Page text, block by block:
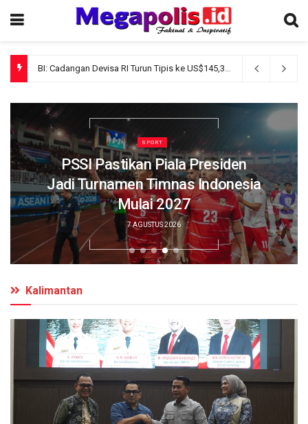
PSSI Pastikan Piala Presiden Jadi Turnamen Timnas Indonesia Mulai 2027
Kebut Aktivasi IKD, Pemko
Banjarmasin Dukung Digitalisasi
Perlinsos Melalui Layanan
Jemput Bola
7 AGUSTUS 2026
Kalimantan